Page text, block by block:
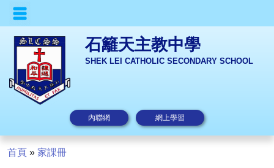
石籬天主教中學
SHEK LEI CATHOLIC SECONDARY SCHOOL
內聯網 網上學習
首頁 » 家課冊